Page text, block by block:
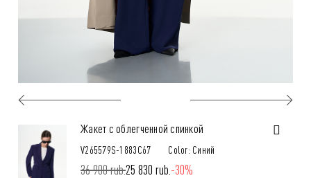
Жакет с облегченной спинкой
V265579S-1883C67 Color: Синий
36 900 rub.25 830 rub. -30%